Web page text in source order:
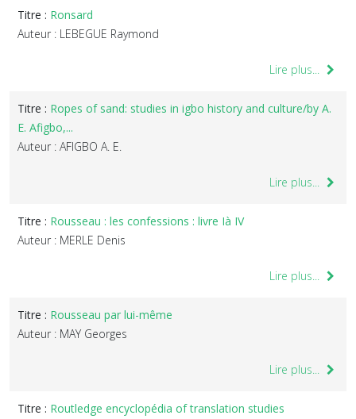
Titre : Ronsard
Auteur : LEBEGUE Raymond
Lire plus...
Titre : Ropes of sand: studies in igbo history and culture/by A.
E. Afigbo,...
Auteur : AFIGBO A. E.
Lire plus...
Titre : Rousseau : les confessions : livre Ià IV
Auteur : MERLE Denis
Lire plus...
Titre : Rousseau par lui-même
Auteur : MAY Georges
Lire plus...
Titre : Routledge encyclopédia of translation studies